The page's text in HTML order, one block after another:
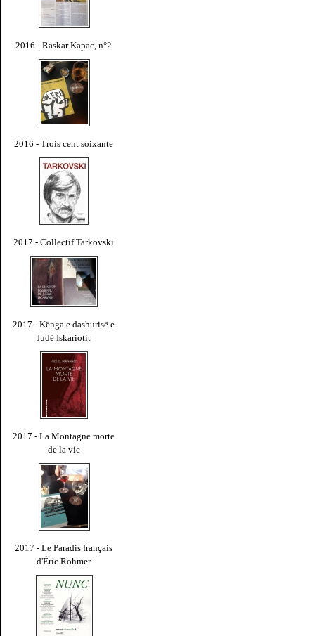
2016 - Raskar Kapac, n°2
2016 - Trois cent soixante
2017 - Collectif Tarkovski
2017 - Kënga e dashurisë e
Judë Iskariotit
2017 - La Montagne morte
de la vie
2017 - Le Paradis français
d'Éric Rohmer